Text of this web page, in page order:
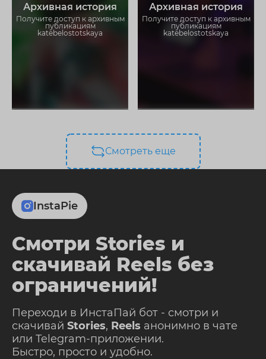
Архивная история
Получите доступ к архивным
публикациям
katebelostotskaya
Загружайте истории без
ограничений
Архивная история
Получите доступ к архивным
публикациям
katebelostotskaya
Загружайте истории без
ограничений
Смотреть еще
InstaPie
Смотри Stories и
скачивай Reels без
ограничений!
Переходи в ИнстаПай бот - смотри и
скачивай Stories, Reels анонимно в чате
или Telegram-приложении.
Быстро, просто и удобно.